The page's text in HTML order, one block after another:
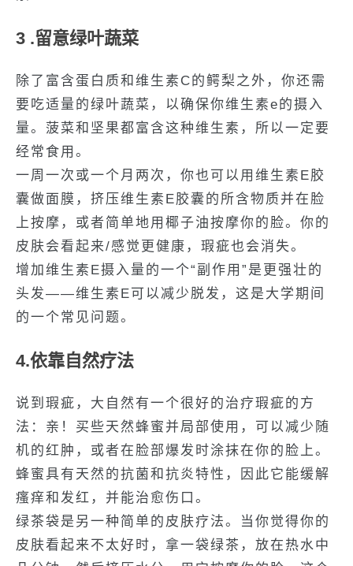
3 .留意绿叶蔬菜
除了富含蛋白质和维生素C的鳄梨之外，你还需
要吃适量的绿叶蔬菜，以确保你维生素e的摄入
量。菠菜和坚果都富含这种维生素，所以一定要
经常食用。
一周一次或一个月两次，你也可以用维生素E胶
囊做面膜，挤压维生素E胶囊的所含物质并在脸
上按摩，或者简单地用椰子油按摩你的脸。你的
皮肤会看起来/感觉更健康，瑕疵也会消失。
增加维生素E摄入量的一个“副作用”是更强壮的
头发——维生素E可以减少脱发，这是大学期间
的一个常见问题。
4.依靠自然疗法
说到瑕疵，大自然有一个很好的治疗瑕疵的方
法：亲！买些天然蜂蜜并局部使用，可以减少随
机的红肿，或者在脸部爆发时涂抹在你的脸上。
蜂蜜具有天然的抗菌和抗炎特性，因此它能缓解
瘙痒和发红，并能治愈伤口。
绿茶袋是另一种简单的皮肤疗法。当你觉得你的
皮肤看起来不太好时，拿一袋绿茶，放在热水中